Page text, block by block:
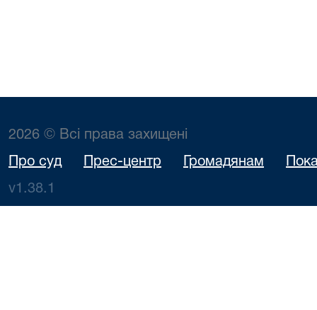
2026 © Всі права захищені
Про суд Прес-центр Громадянам
v1.38.1